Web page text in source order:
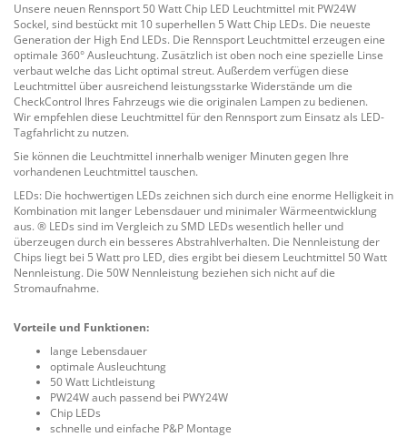
Unsere neuen Rennsport 50 Watt Chip LED Leuchtmittel mit PW24W
Sockel, sind bestückt mit 10 superhellen 5 Watt Chip LEDs. Die neueste
Generation der High End LEDs. Die Rennsport Leuchtmittel erzeugen eine
optimale 360° Ausleuchtung. Zusätzlich ist oben noch eine spezielle Linse
verbaut welche das Licht optimal streut. Außerdem verfügen diese
Leuchtmittel über ausreichend leistungsstarke Widerstände um die
CheckControl Ihres Fahrzeugs wie die originalen Lampen zu bedienen.
Wir empfehlen diese Leuchtmittel für den Rennsport zum Einsatz als LED-
Tagfahrlicht zu nutzen.
Sie können die Leuchtmittel innerhalb weniger Minuten gegen Ihre
vorhandenen Leuchtmittel tauschen.
LEDs: Die hochwertigen LEDs zeichnen sich durch eine enorme Helligkeit in
Kombination mit langer Lebensdauer und minimaler Wärmeentwicklung
aus. ® LEDs sind im Vergleich zu SMD LEDs wesentlich heller und
überzeugen durch ein besseres Abstrahlverhalten. Die Nennleistung der
Chips liegt bei 5 Watt pro LED, dies ergibt bei diesem Leuchtmittel 50 Watt
Nennleistung. Die 50W Nennleistung beziehen sich nicht auf die
Stromaufnahme.
Vorteile und Funktionen:
lange Lebensdauer
optimale Ausleuchtung
50 Watt Lichtleistung
PW24W auch passend bei PWY24W
Chip LEDs
schnelle und einfache P&P Montage